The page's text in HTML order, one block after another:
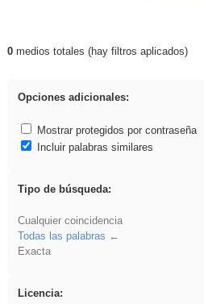
Resultados de: Crotona
0medios totales (hay filtros aplicados)
Opciones adicionales:
Mostrar protegidos por contraseña
Incluir palabras similares
Tipo de búsqueda:
Cualquier coincidencia
Todas las palabras
Exacta
Licencia: